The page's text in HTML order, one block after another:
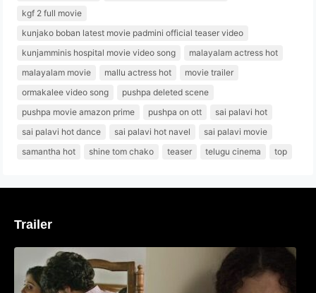
kgf 2 full movie
kunjako boban latest movie padmini official teaser video
kunjamminis hospital movie video song
malayalam actress hot
malayalam movie
mallu actress hot
movie trailer
ormakalee video song
pushpa deleted scene
pushpa movie amazon prime
pushpa on ott
sai palavi hot
sai palavi hot dance
sai palavi hot navel
sai palavi movie
samantha hot
shine tom chako teaser telugu cinema top
Trailer
‘മരീചിക’യുമായി അനുപമ പരമേശ്വരൻ;
മിസ്റ്ററി ത്രില്ലർ ട്രെയിലർ
വൈറലാകുന്നു..